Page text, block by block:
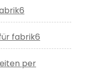
fabrik6
per